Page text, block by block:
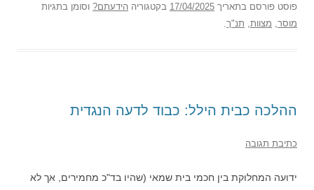
פוסט פורסם בתאריך 17/04/2025 בקטגוריה הידעתם? וסומן בתגיות
מוסר מצוות תנ"ך
ההלכה כבית הילל: כבוד לדעה הנגדית
כתיבת תגובה
ידועה המחלוקת בין חכמי בית שמאי (שהיו בד"כ מחמירים, אך לא